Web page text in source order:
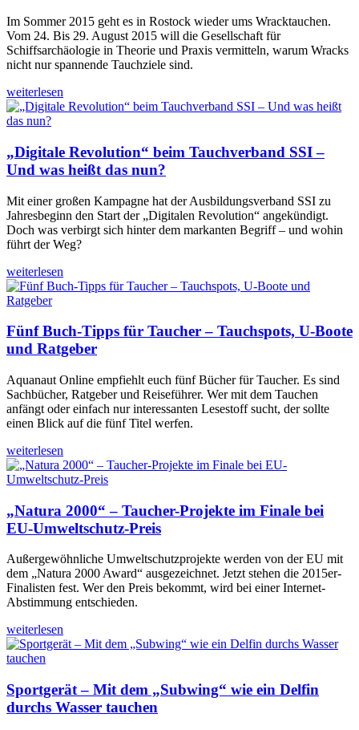
Im Sommer 2015 geht es in Rostock wieder ums Wracktauchen.
Vom 24. Bis 29. August 2015 will die Gesellschaft für
Schiffsarchäologie in Theorie und Praxis vermitteln, warum Wracks
nicht nur spannende Tauchziele sind.
weiterlesen
„Digitale Revolution“ beim Tauchverband SSI –
Und was heißt das nun?
Mit einer großen Kampagne hat der Ausbildungsverband SSI zu
Jahresbeginn den Start der „Digitalen Revolution“ angekündigt.
Doch was verbirgt sich hinter dem markanten Begriff – und wohin
führt der Weg?
weiterlesen
Fünf Buch-Tipps für Taucher – Tauchspots, U-Boote
und Ratgeber
Aquanaut Online empfiehlt euch fünf Bücher für Taucher. Es sind
Sachbücher, Ratgeber und Reiseführer. Wer mit dem Tauchen
anfängt oder einfach nur interessanten Lesestoff sucht, der sollte
einen Blick auf die fünf Titel werfen.
weiterlesen
„Natura 2000“ – Taucher-Projekte im Finale bei
EU-Umweltschutz-Preis
Außergewöhnliche Umweltschutzprojekte werden von der EU mit
dem „Natura 2000 Award“ ausgezeichnet. Jetzt stehen die 2015er-
Finalisten fest. Wer den Preis bekommt, wird bei einer Internet-
Abstimmung entschieden.
weiterlesen
Sportgerät – Mit dem „Subwing“ wie ein Delfin
durchs Wasser tauchen